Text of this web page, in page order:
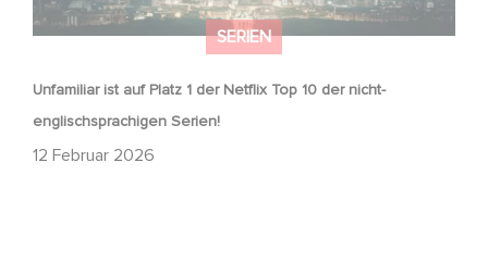
SERIEN
Unfamiliar ist auf Platz 1 der Netflix Top 10 der nicht-
englischsprachigen Serien!
12 Februar 2026